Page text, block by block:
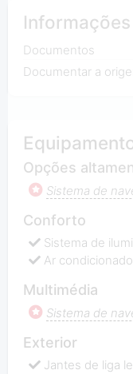
Documentos
Documentar a
Opções
Sistema de
Conforto
Sistema de
Ar
Multimédia
Sistema de
Exterior
Jantes de liga